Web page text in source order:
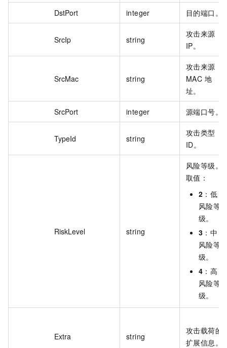
DstPort integer 目的端口。
SrcIp string
攻击来源
IP。
SrcMac string
攻击来源
MAC 地
址。
SrcPort integer 源端口号。
TypeId string
攻击类型
ID。
RiskLevel string
风险等级。
取值：
2 ：低
风险等
级。
3 ：中
风险等
级。
4 ：高
风险等
级。
Extra string
攻击载荷的
扩展信息。